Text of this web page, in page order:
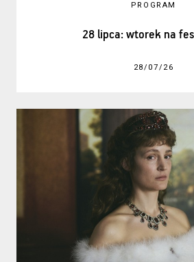
PROGRAM
28 lipca: wtorek na
28/07/26